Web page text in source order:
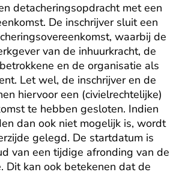
detacheringsopdracht met een
De inschrijver sluit een
waarbij de
van de inhuurkracht, de
en de organisatie als
Let wel, de inschrijver en de
hiervoor een (civielrechtelijke)
te hebben gesloten. Indien
dan ook niet mogelijk is, wordt
gelegd. De startdatum is
van een tijdige afronding van de
Dit kan ook betekenen dat de